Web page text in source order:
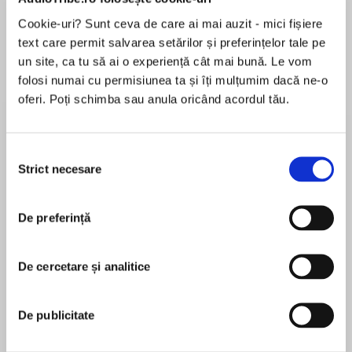
Cookie-uri? Sunt ceva de care ai mai auzit - mici fișiere
text care permit salvarea setărilor și preferințelor tale pe
un site, ca tu să ai o experiență cât mai bună. Le vom
folosi numai cu permisiunea ta și îți mulțumim dacă ne-o
oferi. Poți schimba sau anula oricând acordul tău.
consimțământului
Strict necesare
De preferință
De cercetare și analitice
De publicitate
de...
Dani Francis
la...
Lauren Weisberger
Desprecarte
a man without scruples and the lady who brings
him to his knees.
What does it matter if Kate, Lady d'Allenay, has
absolutely no marriage prospects? She has a
castle to tend, an estate to run, and a sister to
watch over, which means she is never, ever
virile stranger to Bellecombe Castle, and Kate
MAI MULT
A lifelong Anglophile, Liz Carlyle cut her teeth